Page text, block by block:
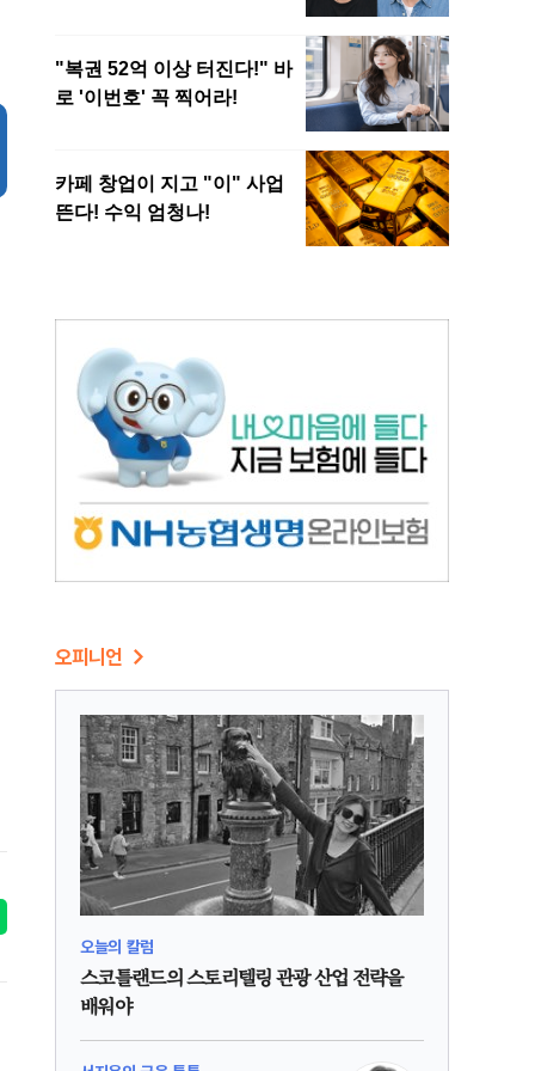
오피니언
오늘의 칼럼
스코틀랜드의 스토리텔링 관광 산업 전략을
배워야